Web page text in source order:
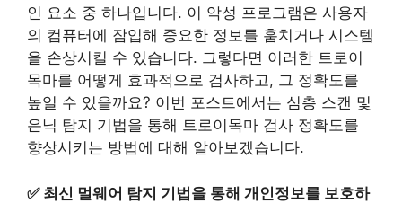
인 요소 중 하나입니다. 이 악성 프로그램은 사용자
의 컴퓨터에 잠입해 중요한 정보를 훔치거나 시스템
을 손상시킬 수 있습니다. 그렇다면 이러한 트로이
목마를 어떻게 효과적으로 검사하고, 그 정확도를
높일 수 있을까요? 이번 포스트에서는 심층 스캔 및
은닉 탐지 기법을 통해 트로이목마 검사 정확도를
향상시키는 방법에 대해 알아보겠습니다.
✅ 최신 멀웨어 탐지 기법을 통해 개인정보를 보호하